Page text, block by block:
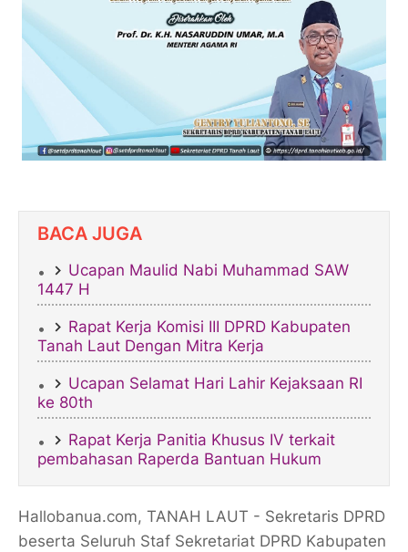
BACA JUGA
Ucapan Maulid Nabi Muhammad SAW
1447 H
Rapat Kerja Komisi III DPRD Kabupaten
Tanah Laut Dengan Mitra Kerja
Ucapan Selamat Hari Lahir Kejaksaan RI
ke 80th
Rapat Kerja Panitia Khusus IV terkait
pembahasan Raperda Bantuan Hukum
Hallobanua.com, TANAH LAUT - Sekretaris DPRD
beserta Seluruh Staf Sekretariat DPRD Kabupaten